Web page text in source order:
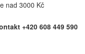
nad 3000 Kč
+420 608 449 590